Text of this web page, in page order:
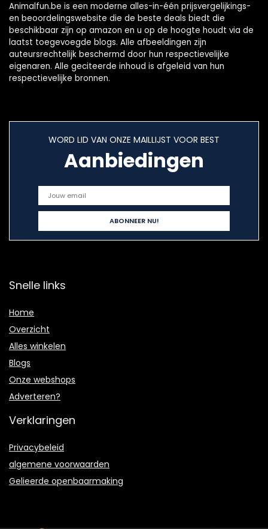
Animalfun.be is een moderne alles-in-één prijsvergelijkings-
en beoordelingswebsite die de beste deals biedt die
beschikbaar zijn op amazon en u op de hoogte houdt via de
laatst toegevoegde blogs. Alle afbeeldingen zijn
auteursrechtelijk beschermd door hun respectievelijke
eigenaren. Alle geciteerde inhoud is afgeleid van hun
respectievelijke bronnen.
WORD LID VAN ONZE MAILLIJST VOOR BEST
Aanbiedingen
Snelle links
Home
Overzicht
Alles winkelen
Blogs
Onze webshops
Adverteren?
Verklaringen
Privacybeleid
algemene voorwaarden
Gelieerde openbaarmaking